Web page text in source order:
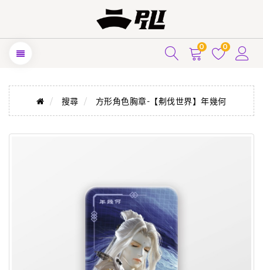
0 0
搜尋 方形角色胸章-【刜伐世界】年幾何